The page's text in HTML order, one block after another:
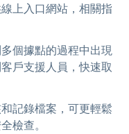
上入口網站，相關指
個據點的過程中出現
戶支援人員，快速取
記錄檔案，可更輕鬆
檢查。